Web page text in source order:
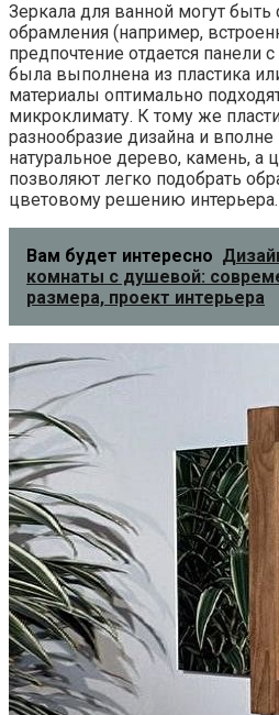
Зеркала для ванной могут быть
обрамления (например,
предпочтение отдается панели
была выполнена из пластика
материалы оптимально
микроклимату. К тому же
разнообразие дизайна и
натуральное дерево, камень, а
позволяют легко подобрать
цветовому решению интерьера.
Вам будет интересно
комнаты с душевой:
размера, проект интерьера